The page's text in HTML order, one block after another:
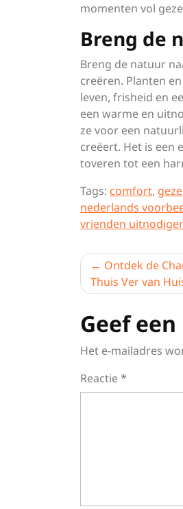
momenten vol
Breng de
Breng de natuur
creëren. Planten
leven, frisheid en
een warme en
ze voor een
creëert. Het is een
toveren tot een
Tags: comfort,
nederlands
vrienden
Ontdek de
Thuis Ver van
Geef
Het e-mailadres
Reactie*